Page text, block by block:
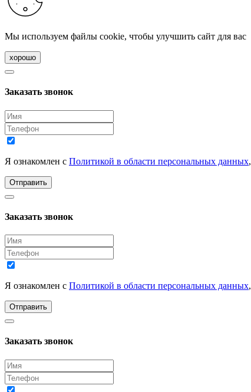
Мы используем файлы cookie, чтобы улучшить сайт для вас
хорошо
Заказать звонок
Я ознакомлен с Политикой в области персональных данных,
Отправить
Заказать звонок
Я ознакомлен с Политикой в области персональных данных,
Отправить
Заказать звонок